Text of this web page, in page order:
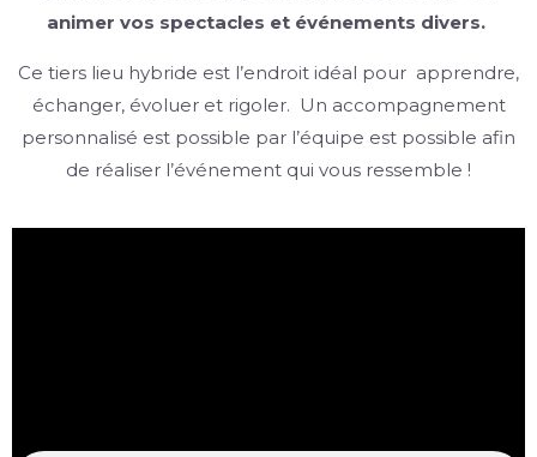
animer vos spectacles et événements divers.
Ce tiers lieu hybride est l’endroit idéal pour apprendre,
échanger, évoluer et rigoler. Un accompagnement
personnalisé est possible par l’équipe est possible afin
de réaliser l’événement qui vous ressemble !